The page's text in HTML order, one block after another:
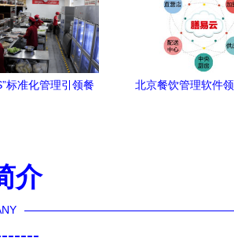
标准化管理引领餐
北京餐饮管理软件
介